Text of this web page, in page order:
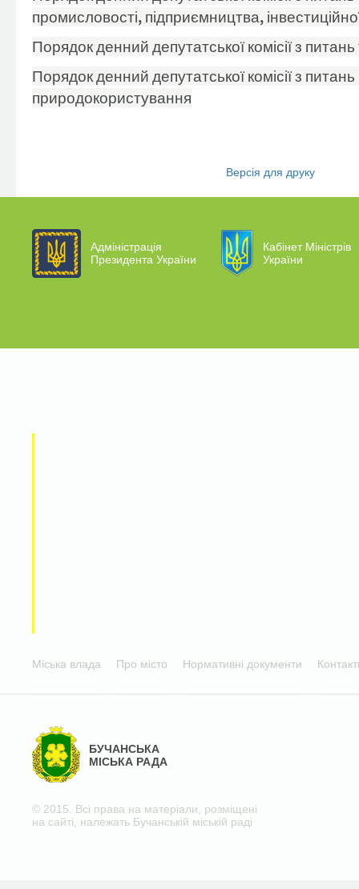
промисловості, підприємництва,
Порядок денний депутатської комісії з
Порядок денний депутатської комісії з
природокористування
TwitterВерсія для друку
Адміністрація
Президента України
Кабінет Міністрів
України
Міська влада Про місто Нормативні документи
БУЧАНСЬКА
МІСЬКА РАДА
© 2015. Всі права на матеріали, розміщені
на сайті, належать Бучанській міській раді